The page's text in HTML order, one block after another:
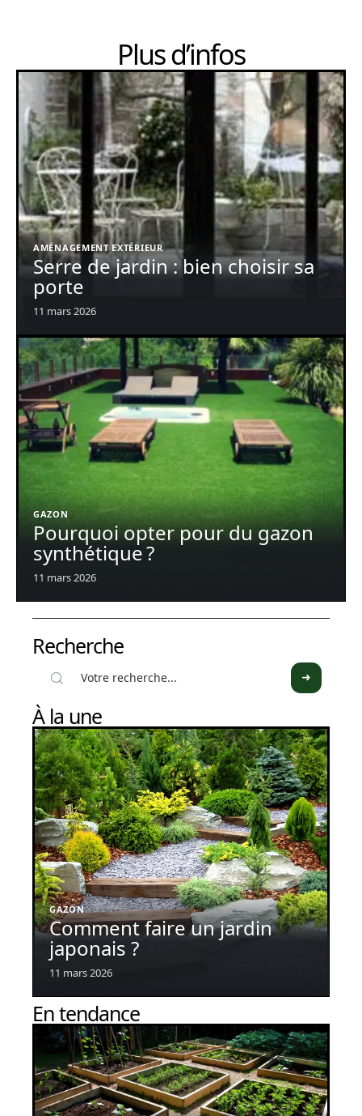
Plus d’infos
AMÉNAGEMENT EXTÉRIEUR
Serre de jardin : bien choisir sa
porte
11 mars 2026
GAZON
Pourquoi opter pour du gazon
synthétique ?
11 mars 2026
Recherche
À la une
GAZON
Comment faire un jardin
japonais ?
11 mars 2026
En tendance